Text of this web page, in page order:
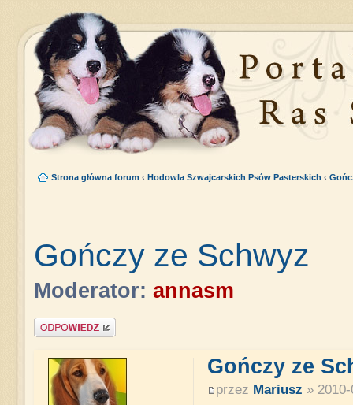
Strona główna forum ‹ Hodowla Szwajcarskich Psów Pasterskich ‹
Gończy ze Schwyz
Moderator: annasm
Napisz komentarz
Gończy ze
przez Mariusz »